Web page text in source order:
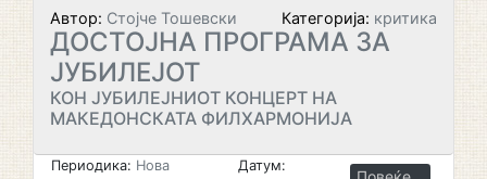
Автор: Стојче Тошевски Категорија: критика
ДОСТОЈНА ПРОГРАМА ЗА
ЈУБИЛЕЈОТ
КОН ЈУБИЛЕЈНИОТ КОНЦЕРТ НА
МАКЕДОНСКАТА ФИЛХАРМОНИЈА
Периодика: Нова
Датум: